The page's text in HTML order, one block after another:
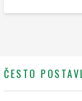
ČESTO